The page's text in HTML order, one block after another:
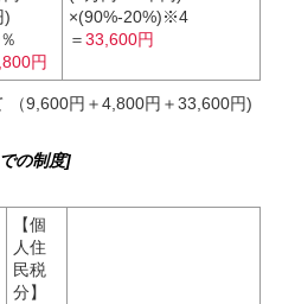
)
円
×(90%-20%)※4
＝33,600円
9,600円＋4,800円＋33,600円)
の制度]
【個
人住
民税
分】